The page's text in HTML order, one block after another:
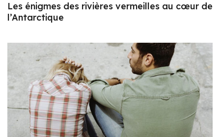
Les énigmes des rivières vermeilles au cœur de
l’Antarctique